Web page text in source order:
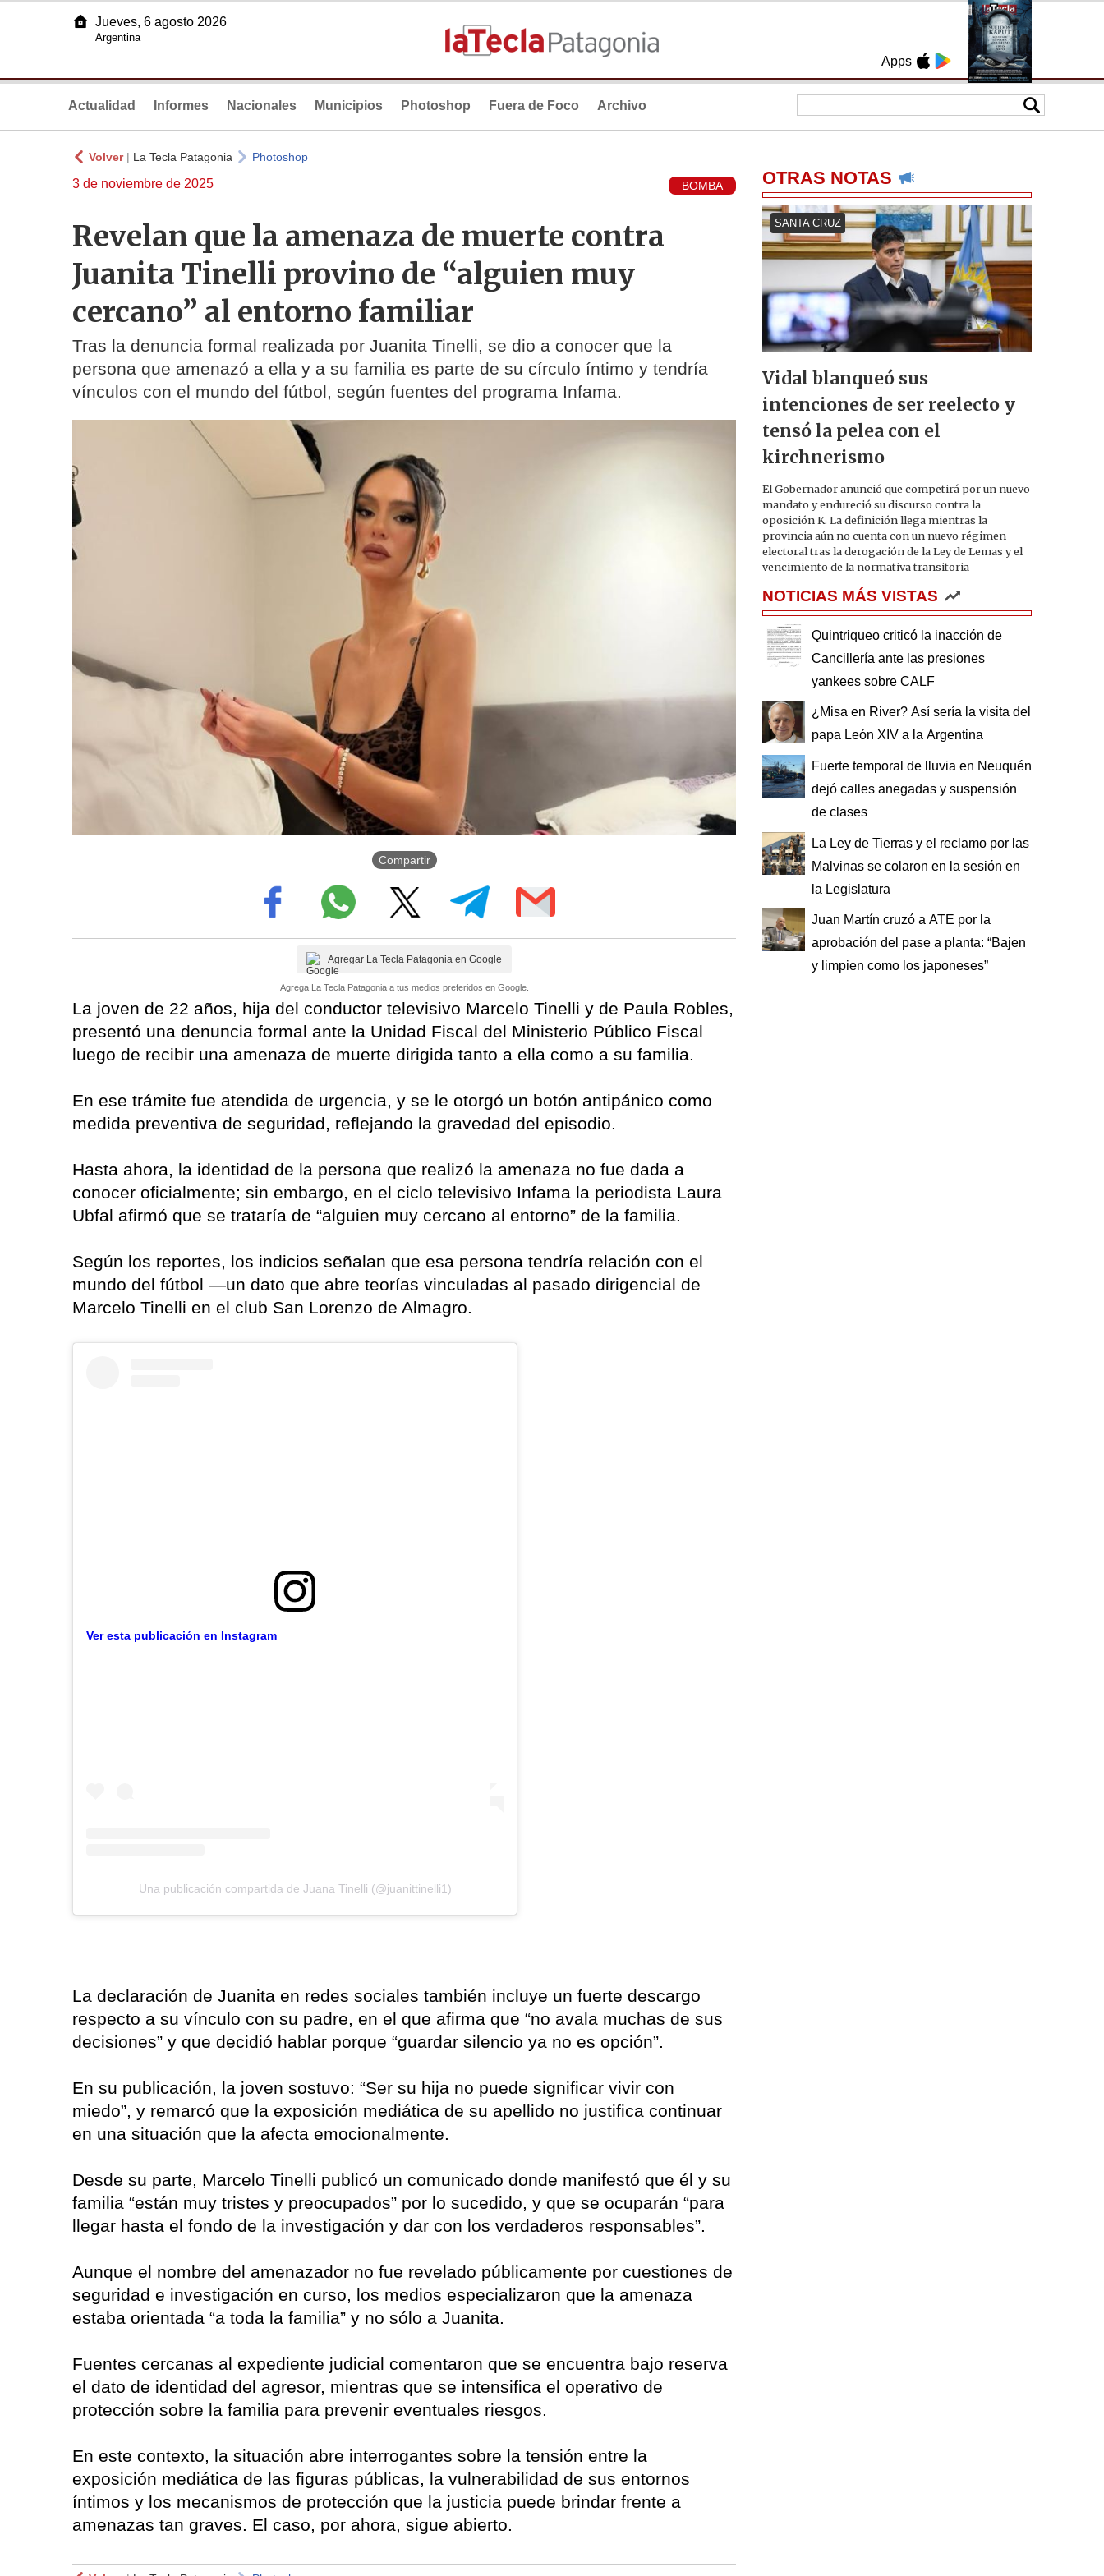
Apps
Jueves, 6 agosto 2026
Argentina
Actualidad Informes Nacionales Municipios Photoshop Fuera de Foco Archivo
Volver| La Tecla Patagonia Photoshop
3 de noviembre de 2025 BOMBA
Revelan que la amenaza de muerte contra
Juanita Tinelli provino de “alguien muy
cercano” al entorno familiar
Tras la denuncia formal realizada por Juanita Tinelli, se dio a conocer que la
persona que amenazó a ella y a su familia es parte de su círculo íntimo y tendría
vínculos con el mundo del fútbol, según fuentes del programa Infama.
Compartir
Agregar La Tecla Patagonia en Google
Agrega La Tecla Patagonia a tus medios preferidos en Google.
La joven de 22 años, hija del conductor televisivo Marcelo Tinelli y de Paula Robles,
presentó una denuncia formal ante la Unidad Fiscal del Ministerio Público Fiscal
luego de recibir una amenaza de muerte dirigida tanto a ella como a su familia.
En ese trámite fue atendida de urgencia, y se le otorgó un botón antipánico como
medida preventiva de seguridad, reflejando la gravedad del episodio.
Hasta ahora, la identidad de la persona que realizó la amenaza no fue dada a
conocer oficialmente; sin embargo, en el ciclo televisivo Infama la periodista Laura
Ubfal afirmó que se trataría de “alguien muy cercano al entorno” de la familia.
Según los reportes, los indicios señalan que esa persona tendría relación con el
mundo del fútbol —un dato que abre teorías vinculadas al pasado dirigencial de
Marcelo Tinelli en el club San Lorenzo de Almagro.
Ver esta publicación en Instagram
Una publicación compartida de Juana Tinelli (@juanittinelli1)
La declaración de Juanita en redes sociales también incluye un fuerte descargo
respecto a su vínculo con su padre, en el que afirma que “no avala muchas de sus
decisiones” y que decidió hablar porque “guardar silencio ya no es opción”.
En su publicación, la joven sostuvo: “Ser su hija no puede significar vivir con
miedo”, y remarcó que la exposición mediática de su apellido no justifica continuar
en una situación que la afecta emocionalmente.
Desde su parte, Marcelo Tinelli publicó un comunicado donde manifestó que él y su
familia “están muy tristes y preocupados” por lo sucedido, y que se ocuparán “para
llegar hasta el fondo de la investigación y dar con los verdaderos responsables”.
Aunque el nombre del amenazador no fue revelado públicamente por cuestiones de
seguridad e investigación en curso, los medios especializaron que la amenaza
estaba orientada “a toda la familia” y no sólo a Juanita.
Fuentes cercanas al expediente judicial comentaron que se encuentra bajo reserva
el dato de identidad del agresor, mientras que se intensifica el operativo de
protección sobre la familia para prevenir eventuales riesgos.
En este contexto, la situación abre interrogantes sobre la tensión entre la
exposición mediática de las figuras públicas, la vulnerabilidad de sus entornos
íntimos y los mecanismos de protección que la justicia puede brindar frente a
amenazas tan graves. El caso, por ahora, sigue abierto.
OTRAS NOTAS
SANTA CRUZ
Vidal blanqueó sus
intenciones de ser reelecto y
tensó la pelea con el
kirchnerismo
El Gobernador anunció que competirá por un nuevo
mandato y endureció su discurso contra la
oposición K. La definición llega mientras la
provincia aún no cuenta con un nuevo régimen
electoral tras la derogación de la Ley de Lemas y el
vencimiento de la normativa transitoria
NOTICIAS MÁS VISTAS
Quintriqueo criticó la inacción de
Cancillería ante las presiones
yankees sobre CALF
¿Misa en River? Así sería la visita del
papa León XIV a la Argentina
Fuerte temporal de lluvia en Neuquén
dejó calles anegadas y suspensión
de clases
La Ley de Tierras y el reclamo por las
Malvinas se colaron en la sesión en
la Legislatura
Juan Martín cruzó a ATE por la
aprobación del pase a planta: “Bajen
y limpien como los japoneses”